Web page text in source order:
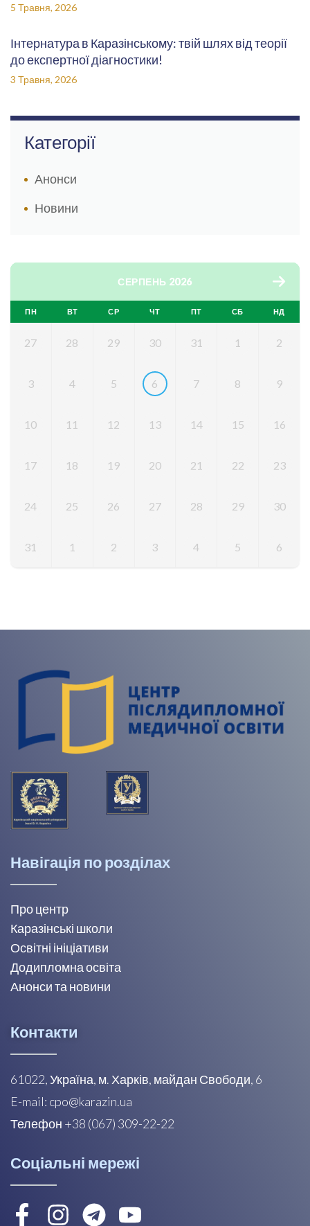
5 Травня, 2026
Інтернатура в Каразінському: твій шлях від теорії
до експертної діагностики!
3 Травня, 2026
Категорії
Анонси
Новини
СЕРПЕНЬ 2026
ПН ВТ СР ЧТ ПТ СБ НД
27 28 29 30 31 1 2
3 4 5 6 7 8 9
10 11 12 13 14 15 16
17 18 19 20 21 22 23
24 25 26 27 28 29 30
31 1 2 3 4 5 6
Навігація по розділах
Про центр
Каразінські школи
Освітні ініціативи
Додипломна освіта
Анонси та новини
Контакти
61022, Україна, м. Харків, майдан Свободи, 6
E-mail: cpo@karazin.ua
Телефон +38 (067) 309-22-22
Соціальні мережі